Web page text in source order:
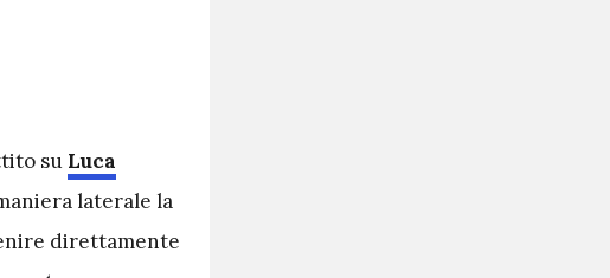
su Luca
laterale la
direttamente